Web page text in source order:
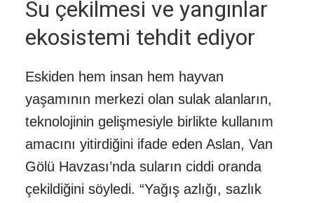
Su çekilmesi ve yangınlar
ekosistemi tehdit ediyor
Eskiden hem insan hem hayvan
yaşamının merkezi olan sulak alanların,
teknolojinin gelişmesiyle birlikte kullanım
amacını yitirdiğini ifade eden Aslan, Van
Gölü Havzası’nda suların ciddi oranda
çekildiğini söyledi. “Yağış azlığı, sazlık